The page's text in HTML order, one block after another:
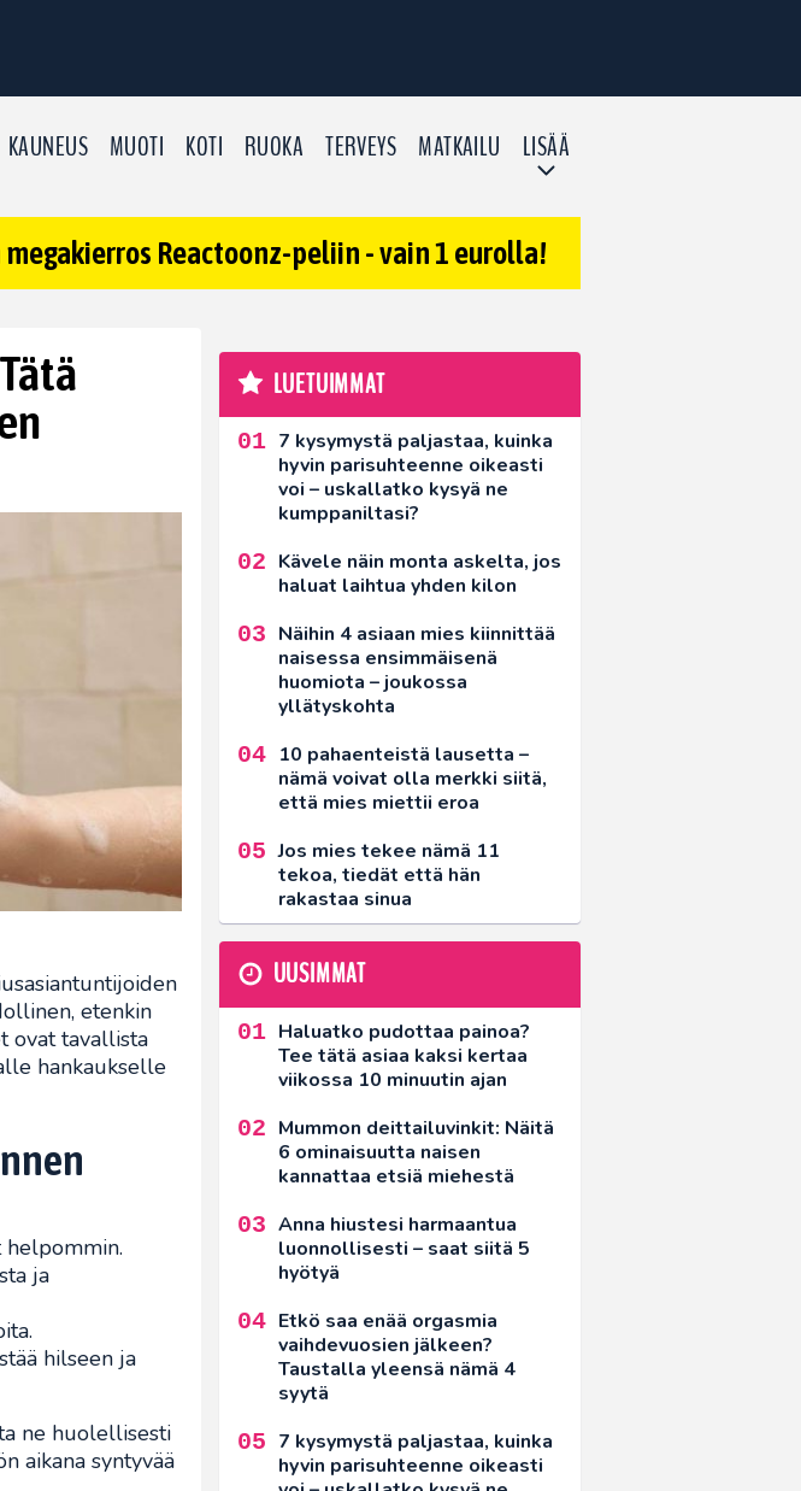
KAUNEUS MUOTI KOTI RUOKA TERVEYS MATKAILU LISÄÄ
Reactoonz-peliin - vain 1 eurolla!
etenkin
ovat tavallista
hankaukselle
helpommin.
ja
hilseen ja
ne huolellisesti
aikana syntyvää
LUETUIMMAT
7 kysymystä paljastaa, kuinka
hyvin parisuhteenne oikeasti
voi – uskallatko kysyä ne
kumppaniltasi?
Kävele näin monta askelta, jos
haluat laihtua yhden kilon
Näihin 4 asiaan mies kiinnittää
naisessa ensimmäisenä
huomiota – joukossa
yllätyskohta
10 pahaenteistä lausetta –
nämä voivat olla merkki siitä,
että mies miettii eroa
Jos mies tekee nämä 11
tekoa, tiedät että hän
rakastaa sinua
UUSIMMAT
Haluatko pudottaa painoa?
Tee tätä asiaa kaksi kertaa
viikossa 10 minuutin ajan
Mummon deittailuvinkit: Näitä
6 ominaisuutta naisen
kannattaa etsiä miehestä
Anna hiustesi harmaantua
luonnollisesti – saat siitä 5
hyötyä
Etkö saa enää orgasmia
vaihdevuosien jälkeen?
Taustalla yleensä nämä 4
syytä
7 kysymystä paljastaa, kuinka
hyvin parisuhteenne oikeasti